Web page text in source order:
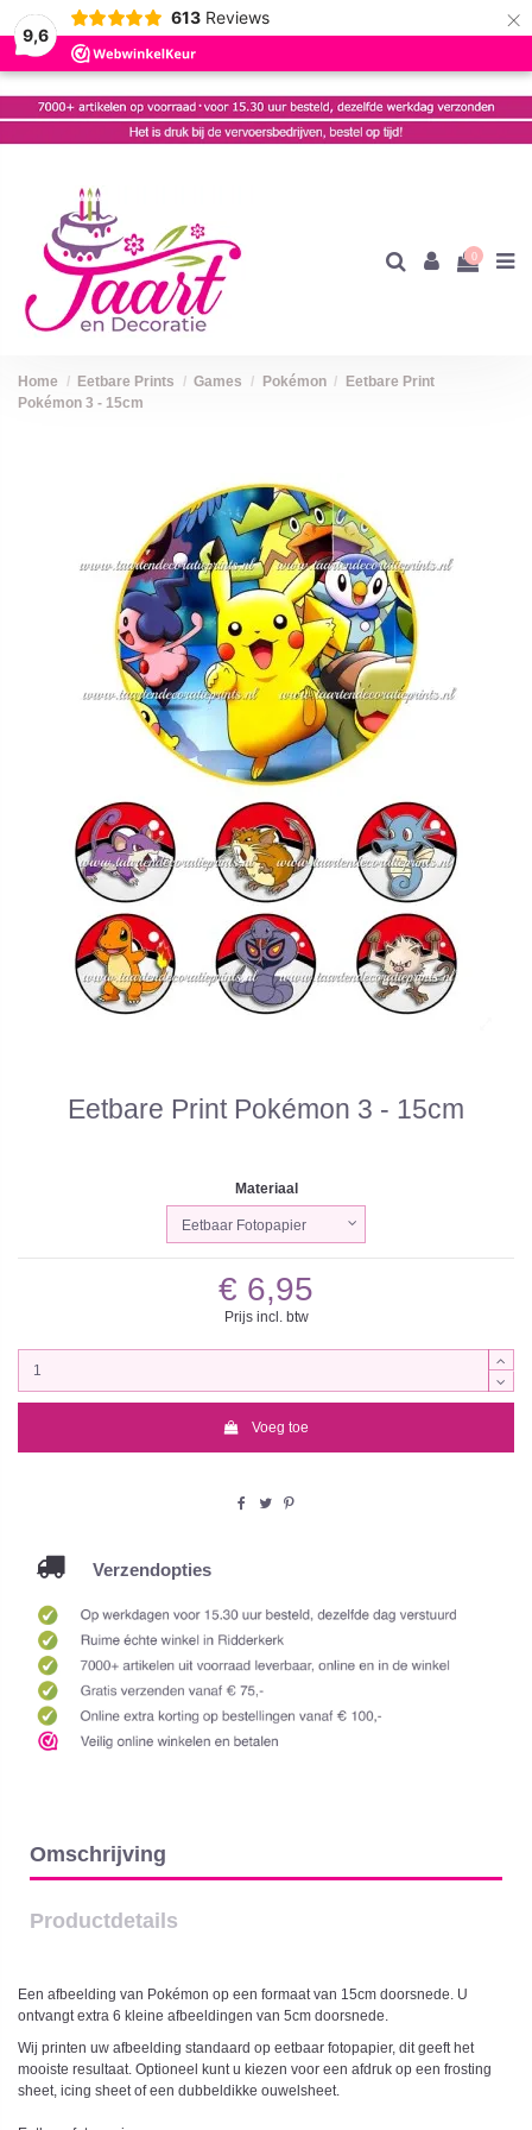
9,6
613 Reviews ×
0
Home Eetbare Prints Games Pokémon
Eetbare Print
Pokémon 3 - 15cm
Eetbare Print Pokémon 3 - 15cm
Materiaal
€ 6,95
Prijs incl. btw
Voeg toe
Verzendopties
Omschrijving
Productdetails
Een afbeelding van Pokémon op een formaat van 15cm doorsnede. U
ontvangt extra 6 kleine afbeeldingen van 5cm doorsnede.
Wij printen uw afbeelding standaard op eetbaar fotopapier, dit geeft het
mooiste resultaat. Optioneel kunt u kiezen voor een afdruk op een frosting
sheet, icing sheet of een dubbeldikke ouwelsheet.